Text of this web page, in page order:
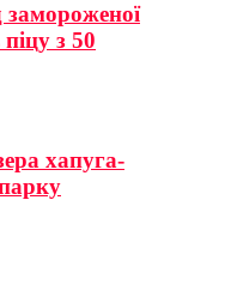
замороженої
з 50
хапуга-